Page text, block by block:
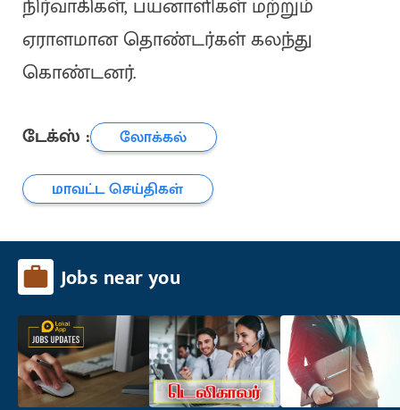
நிர்வாகிகள், பயனாளிகள் மற்றும்
ஏராளமான தொண்டர்கள் கலந்து
கொண்டனர்.
டேக்ஸ் :
லோக்கல்
மாவட்ட செய்திகள்
Jobs near you